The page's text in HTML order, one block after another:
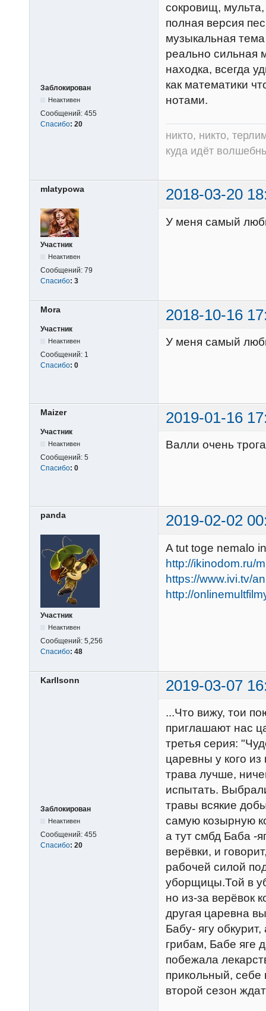
Заблокирован
Неактивен
Сообщений: 455
Спасибо: 20
сокровищ, мульта,
полная версия
музыкальная
реально сильная
находка, всегда
как математики
нотами.
никто, никто,
куда идёт
mlatypowa 2018-03-20
Участник
Неактивен
Сообщений: 79
Спасибо: 3
У меня самый
Mora 2018-10-16
Участник
Неактивен
Сообщений: 1
Спасибо: 0
У меня самый
Maizer 2019-01-16
Участник
Неактивен
Сообщений: 5
Спасибо: 0
Валли очень
panda 2019-02-02
Участник
Неактивен
Сообщений: 5,256
Спасибо: 48
A tut toge nemalo
http://ikinodom.ru/
https://www.ivi.tv/
http://
Karllsonn 2019-03-07
Заблокирован
Неактивен
Сообщений: 455
Спасибо: 20
...Что вижу, тои
приглашают нас
третья серия:
царевны у кого из
трава лучше,
испытать.
травы всякие
самую козырную
а тут смбд Баба -
верёвки, и
рабочей силой
уборщицы.Той в
но из-за верёвок
другая царевна
Бабу- ягу
грибам, Бабе яге
побежала
прикольный, себе
второй сезон